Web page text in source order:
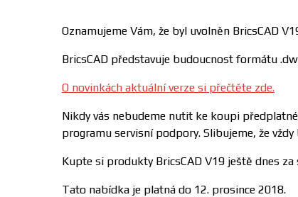
Oznamujeme Vám, že byl uvolněn BricsCAD
BricsCAD představuje budoucnost formátu
O novinkách aktuální verze si přečtěte zde.
Nikdy vás nebudeme nutit ke koupi
programu servisní podpory. Slibujeme, že
Kupte si produkty BricsCAD V19 ještě dnes za
Tato nabídka je platná do 12. prosince 2018.